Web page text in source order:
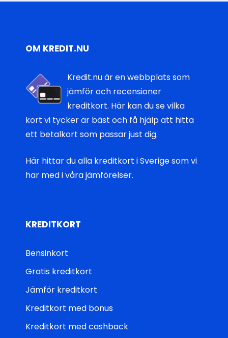
OM KREDIT.NU
Kredit.nu är en webbplats som
jämför och recensioner
kreditkort. Här kan du se vilka
kort vi tycker är bäst och få hjälp att hitta
ett betalkort som passar just dig.
Här hittar dualla kreditkort i Sverigesom vi
har med i våra jämförelser.
KREDITKORT
Bensinkort
Gratis kreditkort
Jämför kreditkort
Kreditkort med bonus
Kreditkort med cashback